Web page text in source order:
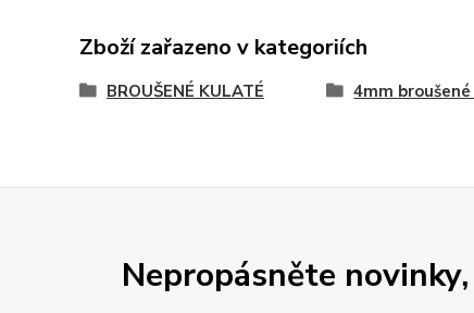
Zboží zařazeno v kategoriích
BROUŠENÉ KULATÉ 4mm
Nepropásněte